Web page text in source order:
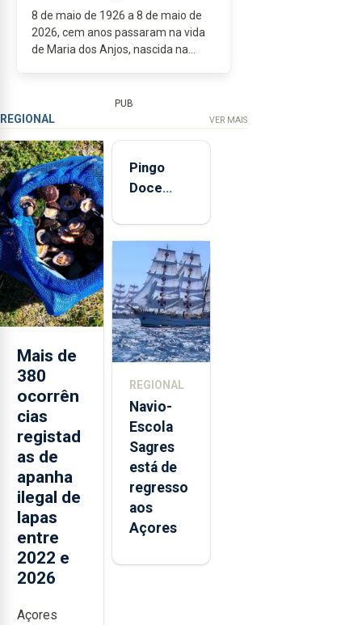
8 de maio de 1926 a 8 de maio de
2026, cem anos passaram na vida
de Maria dos Anjos, nascida na
José. É a primeira pessoa que
conheci...
PUB
REGIONAL VER MAIS
Mais de
380
ocorrên
cias
registad
as de
apanha
ilegal de
lapas
entre
2022 e
2026
Açores
Pingo
Doce
quinta-
feira nova
loja em
São
Sebastião
e cria 30
postos de
REGIONAL
Navio-
Escola
Sagres
está de
regresso
aos
Açores